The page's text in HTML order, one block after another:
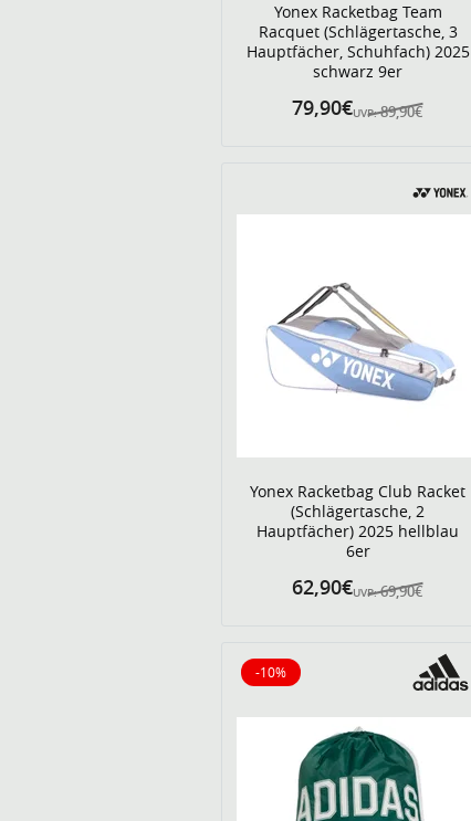
Yonex Racketbag Team
Racquet (Schlägertasche, 3
Hauptfächer, Schuhfach) 2025
schwarz 9er
UVP: 89,90€
79,90€
Yonex Racketbag Club Racket
(Schlägertasche, 2
Hauptfächer) 2025 hellblau
6er
UVP: 69,90€
62,90€
-10%
10% reduziert